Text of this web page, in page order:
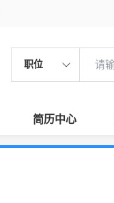
职位
简历中心